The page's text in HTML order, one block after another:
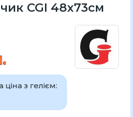
CGI 48x73см
з гелієм: